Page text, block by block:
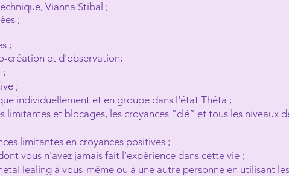
Vianna Stibal ;
;
;
création et d'observation;
;
;
individuellement et en groupe dans l'état Thêta ;
limitantes et blocages, les croyances “clé” et tous les niveaux
limitantes en croyances positives ;
vous n’avez jamais fait l’expérience dans cette vie ;
à vous-même ou à une autre personne en utilisant